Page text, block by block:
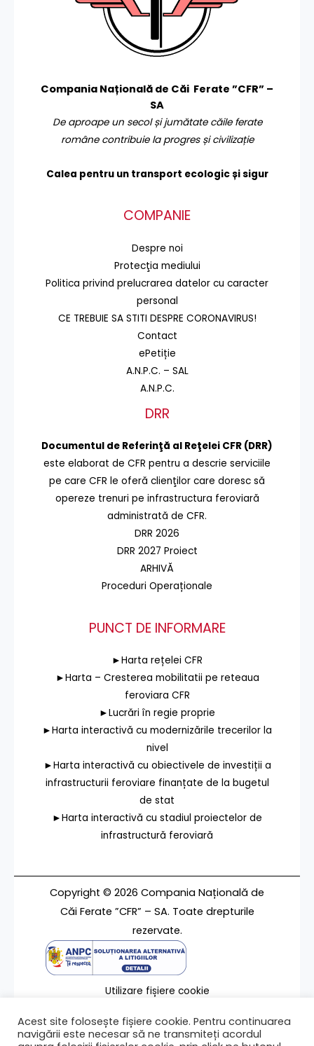
Compania Națională de Căi Ferate ”CFR” –
SA
De aproape un secol și jumătate căile ferate
române contribuie la progres și civilizație
Calea pentru un transport ecologic și sigur
COMPANIE
Despre noi
Protecţia mediului
Politica privind prelucrarea datelor cu caracter
personal
CE TREBUIE SA STITI DESPRE CORONAVIRUS!
Contact
ePetiție
A.N.P.C. – SAL
A.N.P.C.
DRR
Documentul de Referinţă al Reţelei CFR (DRR)
este elaborat de CFR pentru a descrie serviciile
pe care CFR le oferă clienţilor care doresc să
opereze trenuri pe infrastructura feroviară
administrată de CFR.
DRR 2026
DRR 2027 Proiect
ARHIVĂ
Proceduri Operaționale
PUNCT DE INFORMARE
►Harta rețelei CFR
►Harta – Cresterea mobilitatii pe reteaua
feroviara CFR
►Lucrări în regie proprie
►Harta interactivă cu modernizările trecerilor la
nivel
►Harta interactivă cu obiectivele de investiții a
infrastructurii feroviare finanțate de la bugetul
de stat
►Harta interactivă cu stadiul proiectelor de
infrastructură feroviară
Copyright © 2026 Compania Națională de
Căi Ferate ”CFR” – SA. Toate drepturile
rezervate.
Utilizare fișiere cookie
Contact
Acest site folosește fișiere cookie. Pentru continuarea
navigării este necesar să ne transmiteți acordul